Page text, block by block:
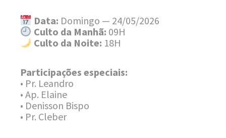
Data: Domingo — 24/05/2026
Culto da Manhã: 09H
Culto da Noite: 18H
Participações especiais:
• Pr. Leandro
• Ap. Elaine
• Denisson Bispo
• Pr. Cleber